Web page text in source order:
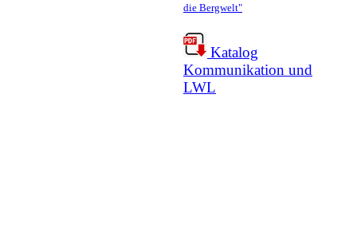
die Bergwelt"
Katalog
Kommunikation und
LWL